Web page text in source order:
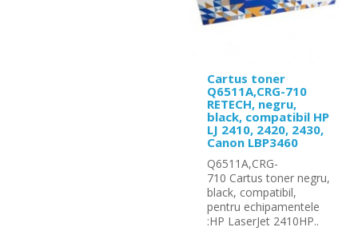
Cartus toner
Q6511A,CRG-710
RETECH, negru,
black, compatibil HP
LJ 2410, 2420, 2430,
Canon LBP3460
Q6511A,CRG-
710 Cartus toner negru,
black, compatibil,
pentru echipamentele
:HP LaserJet 2410HP..